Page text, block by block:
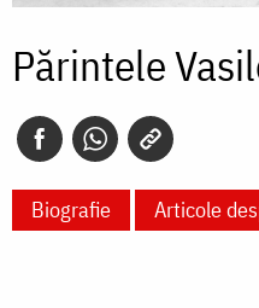
Părintele
Biografie Articole